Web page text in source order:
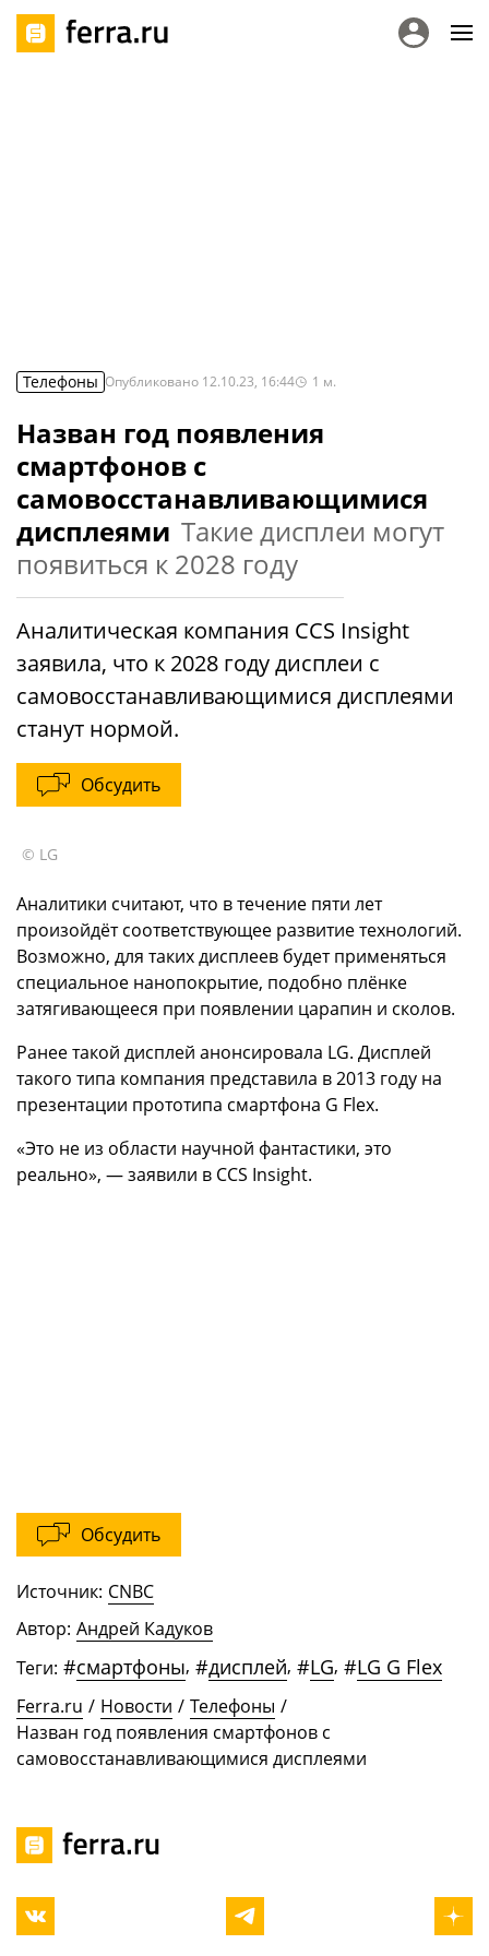
Телефоны Опубликовано 12.10.23, 16:44 1 м.
Назван год появления
смартфонов с
самовосстанавливающимися
дисплеями Такие дисплеи могут
появиться к 2028 году
Аналитическая компания CCS Insight
заявила, что к 2028 году дисплеи с
самовосстанавливающимися дисплеями
станут нормой.
Обсудить
© LG
Аналитики считают, что в течение пяти лет
произойдёт соответствующее развитие технологий.
Возможно, для таких дисплеев будет применяться
специальное нанопокрытие, подобно плёнке
затягивающееся при появлении царапин и сколов.
Ранее такой дисплей анонсировала LG. Дисплей
такого типа компания представила в 2013 году на
презентации прототипа смартфона G Flex.
«Это не из области научной фантастики, это
реально», — заявили в CCS Insight.
Обсудить
Источник: CNBC
Автор: Андрей Кадуков
Теги: #смартфоны, #дисплей, #LG, #LG G Flex
Ferra.ru / Новости / Телефоны /
Назван год появления смартфонов с
самовосстанавливающимися дисплеями